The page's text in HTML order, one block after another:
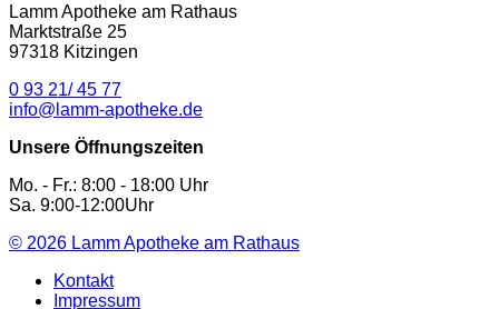
Lamm Apotheke am Rathaus
Marktstraße 25
97318 Kitzingen
0 93 21/ 45 77
info@lamm-apotheke.de
Unsere Öffnungszeiten
Mo. - Fr.: 8:00 - 18:00 Uhr
Sa. 9:00-12:00Uhr
© 2026 Lamm Apotheke am Rathaus
Kontakt
Impressum